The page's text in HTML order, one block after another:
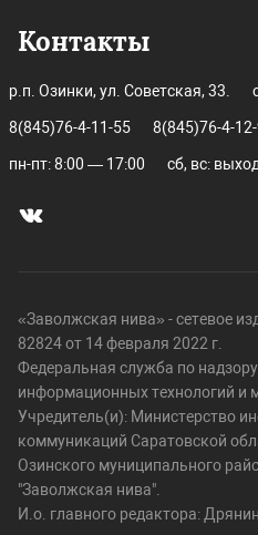
Контакты
р.п. Озинки, ул. Советская, 33.
8(845)76-4-11-55 8(845)76-4-
пн-пт: 8:00 — 17:00 сб, вс:
«Заволжская нива» - сетевое
82824 от 14 февраля 2022 г.
Федеральная служба по
информационных технологий и
Учредитель(и): Министерство
коммуникаций Саратовской
Озинского муниципального
"Заволжская нива".
И.о. главного редактора: